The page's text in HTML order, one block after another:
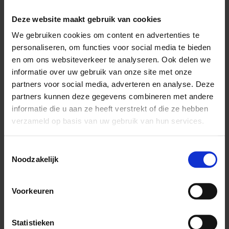
Deze website maakt gebruik van cookies
We gebruiken cookies om content en advertenties te
personaliseren, om functies voor social media te bieden
en om ons websiteverkeer te analyseren. Ook delen we
informatie over uw gebruik van onze site met onze
partners voor social media, adverteren en analyse. Deze
partners kunnen deze gegevens combineren met andere
informatie die u aan ze heeft verstrekt of die ze hebben
verzameld op basis van uw gebruik van hun services.
Noodzakelijk
Voorkeuren
Statistieken
Article description
Aves Fruitmixis a premix to make a complete feed for fruit-
eating birds such as Touracos, Mousebirds, Trogons, Mynahs
Hornbills, Barbets, Toucans, Broadbills, Cotingas, Pipras,
Bulbuls, Leafbirds, Waxwings, Flowerpeckers, White-eyes,
Tanagers, Birds of Paradise, Troupials, Fruitdoves and Eclectus
Parrots. Always keep fresh drinking water available. Aves
Instructions
Directions for use:
Use 1 gram Aves Fruitmix to supplement every 10 grams of